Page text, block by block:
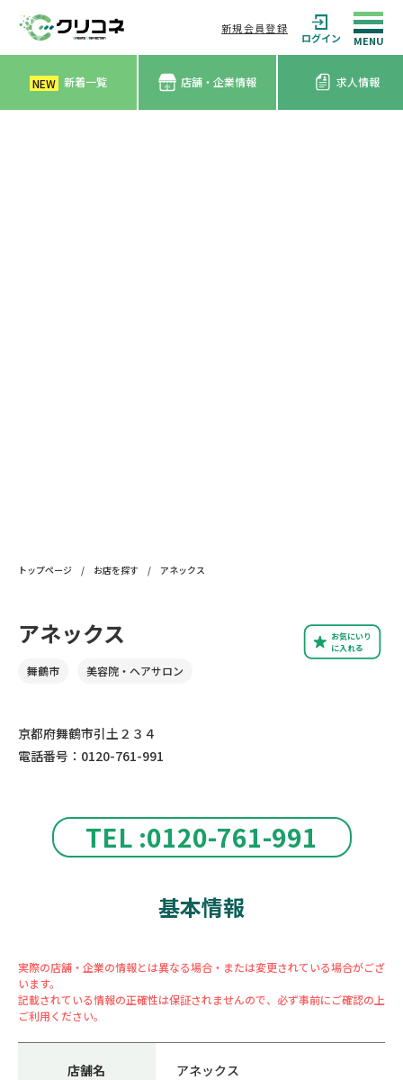
新規会員登録
ログイン
NEW 新着一覧 店舗・企業情報 求人情報
トップページ / お店を探す / アネックス
TEL :0120-761-991
お気にいり
に入れる
アネックス
舞鶴市 美容院・ヘアサロン
京都府舞鶴市引土２３４
電話番号：0120-761-991
基本情報
実際の店舗・企業の情報とは異なる場合・または変更されている場合がござ
います。
記載されている情報の正確性は保証されませんので、必ず事前にご確認の上
ご利用ください。
店舗名 アネックス